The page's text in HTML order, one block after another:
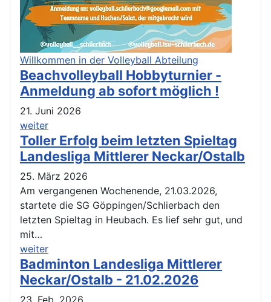
Willkommen in der Volleyball Abteilung
Beachvolleyball Hobbyturnier -
Anmeldung ab sofort möglich !
21. Juni 2026
weiter
Toller Erfolg beim letzten Spieltag
Landesliga Mittlerer Neckar/Ostalb
25. März 2026
Am vergangenen Wochenende, 21.03.2026,
startete die SG Göppingen/Schlierbach den
letzten Spieltag in Heubach. Es lief sehr gut, und
mit…
weiter
Badminton Landesliga Mittlerer
Neckar/Ostalb - 21.02.2026